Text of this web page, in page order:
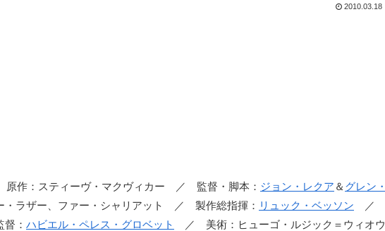
2010.03.18
原作：スティーヴ・マクヴィカー ／ 監督・脚本： ジョン・レクア ＆ グレン・
ラザー、ファー・シャリアット ／ 製作総指揮： リュック・ベッソン ／
： ハビエル・ペレス・グロベット
／ 美術：ヒューゴ・ルジック＝ウィオウ